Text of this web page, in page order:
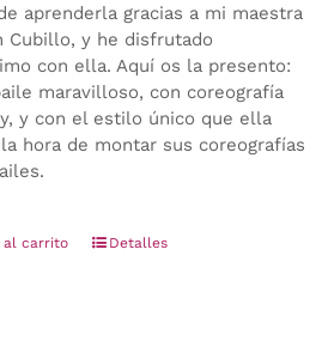
aprenderla gracias a mi maestra
Cubillo, y he disfrutado
con ella. Aquí os la presento:
maravilloso, con coreografía
y con el estilo único que ella
hora de montar sus coreografías
al carrito Detalles